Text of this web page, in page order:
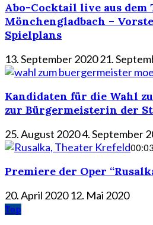
Abo-Cocktail live aus dem
Mönchengladbach –
Spielplans
13. September 202021.
Kandidaten für die Wahl
zur Bürgermeisterin der
25. August 20204. September
Premiere der Oper
20. April 2020 12. Mai 2020
Top